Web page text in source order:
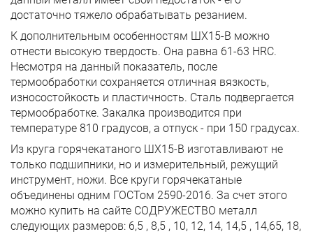
достаточно тяжело обрабатывать резанием.
К дополнительным особенностям ШХ15-В можно
отнести высокую твердость. Она равна 61-63 HRC.
Несмотря на данный показатель, после
термообработки сохраняется отличная вязкость,
износостойкость и пластичность. Сталь подвергается
термообработке. Закалка производится при
температуре 810 градусов, а отпуск - при 150 градусах.
Из круга горячекатаного ШХ15-В изготавливают не
только подшипники, но и измерительный, режущий
инструмент, ножи. Все круги горячекатаные
объединены одним ГОСТом 2590-2016. За счет этого
можно купить на сайте СОДРУЖЕСТВО металл
следующих размеров: 6,5 , 8,5 , 10, 12, 14, 14,5 , 14,65, 18,